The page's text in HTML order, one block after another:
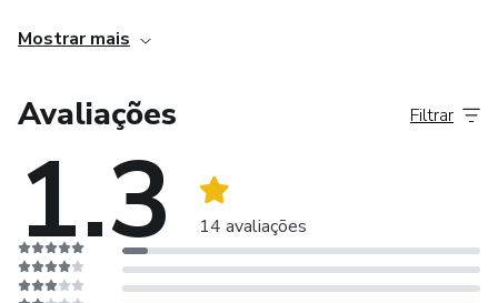
E foi em 2016 que eu descobri esse mercado fantástico e
do método COMPROVADO, para transformar você num
empreendedor de sucesso.
Mostrar mais
Avaliações
1.3 14 avaliações
Filtrar